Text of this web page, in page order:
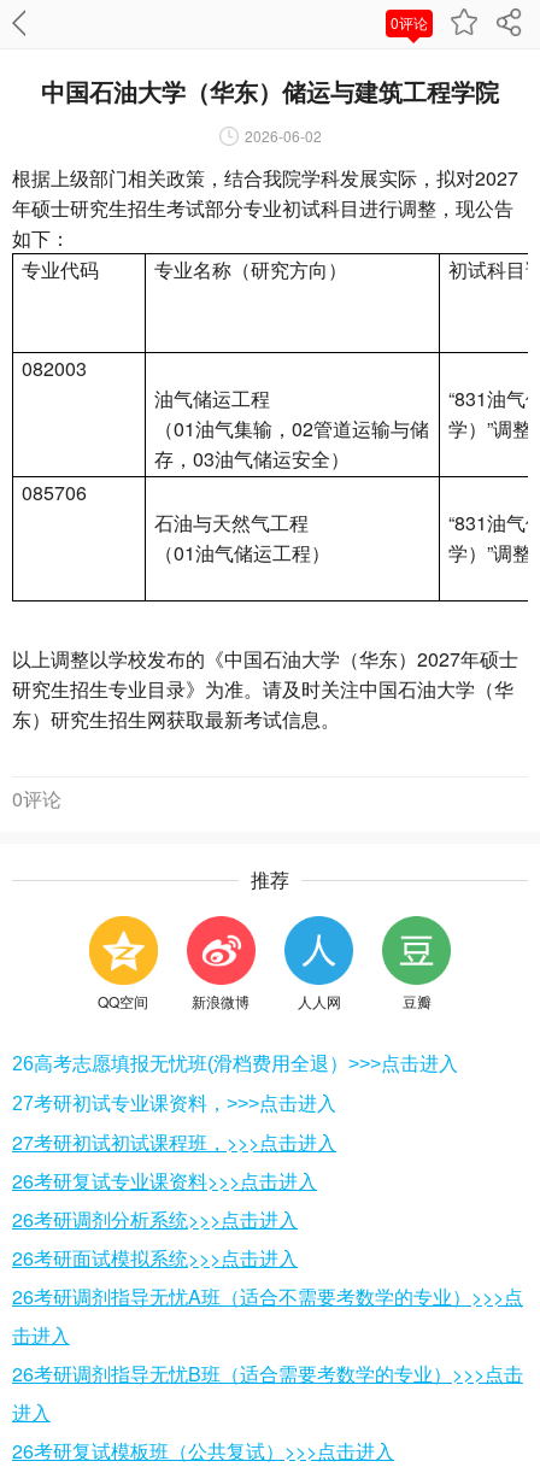
0评论
中国石油大学（华东）储运与建筑工程学院
2026-06-02
根据上级部门相关政策，结合我院学科发展实际，拟对2027
年硕士研究生招生考试部分专业初试科目进行调整，现公告
如下：
专业代码
专业名称（研究方向） 初试科目
082003
油气储运工程
（01油气集输，02管道运输与储
存，03油气储运安全）
“831油气
学）”调整
085706
石油与天然气工程
（01油气储运工程）
“831油气
学）”调整
以上调整以学校发布的《中国石油大学（华东）2027年硕士
研究生招生专业目录》为准。请及时关注中国石油大学（华
东）研究生招生网获取最新考试信息。
0评论
推荐
QQ空间 新浪微博 人人网 豆瓣
26高考志愿填报无忧班(滑档费用全退）>>>点击进入
27考研初试专业课资料，>>>点击进入
27考研初试初试课程班，>>>点击进入
26考研复试专业课资料>>>点击进入
26考研调剂分析系统>>>点击进入
26考研面试模拟系统>>>点击进入
26考研调剂指导无忧A班（适合不需要考数学的专业）>>>点
击进入
26考研调剂指导无忧B班（适合需要考数学的专业）>>>点击
进入
26考研复试模板班（公共复试）>>>点击进入